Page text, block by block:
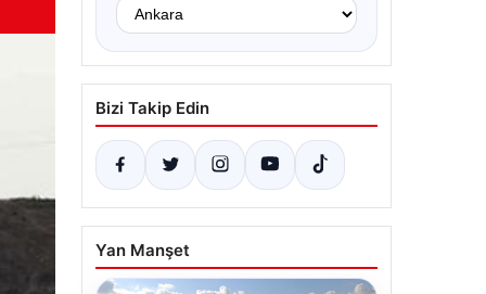
Bizi Takip Edin
Yan Manşet